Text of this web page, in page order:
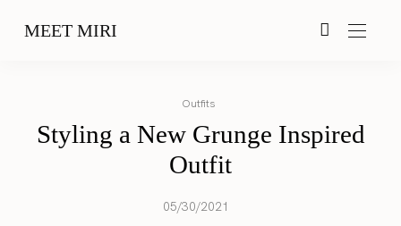
MEET MIRI
Outfits
Styling a New Grunge Inspired
Outfit
05/30/2021